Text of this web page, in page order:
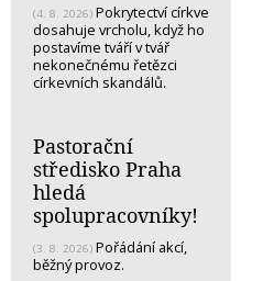
(4. 8. 2026) Pokrytectví církve
dosahuje vrcholu, když ho
postavíme tváří v tvář
nekonečnému řetězci
církevních skandálů.
Pastorační
středisko Praha
hledá
spolupracovníky!
(3. 8. 2026) Pořádání akcí,
běžný provoz.